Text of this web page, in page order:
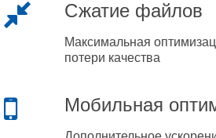
Сжатие файлов
Максимальная
потери качества
Мобильная